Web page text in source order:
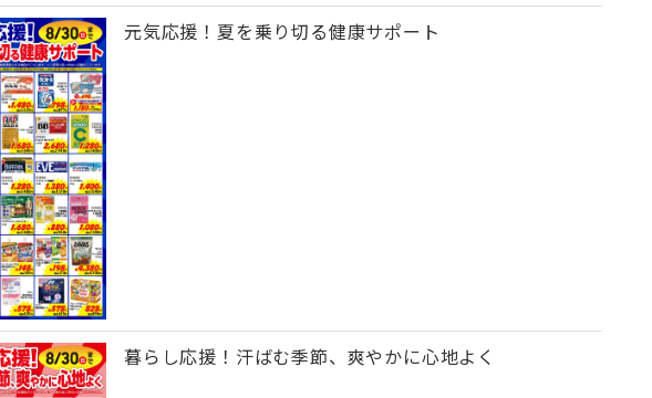
元気応援！夏を乗り切る健康サポート
暮らし応援！汗ばむ季節、爽やかに心地よく